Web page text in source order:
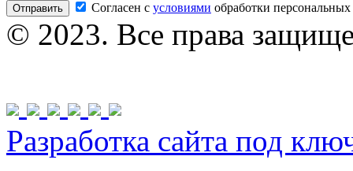
Согласен с условиями обработки
© 2023. Все права
Разработка сайта под